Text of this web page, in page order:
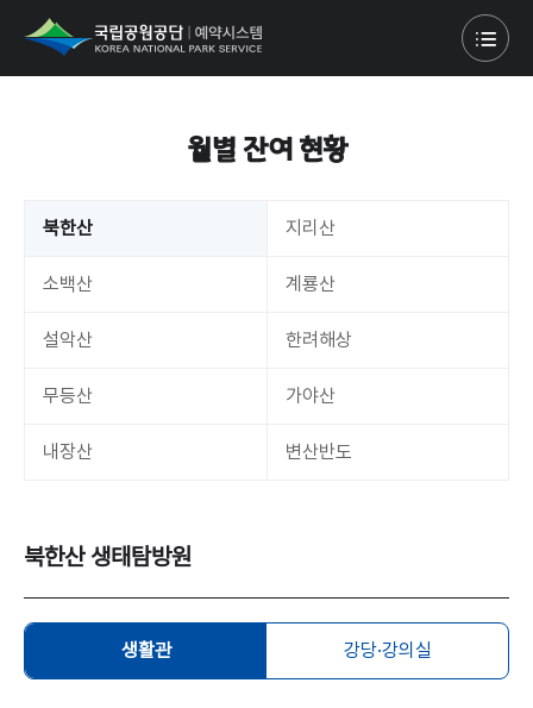
월별 잔여 현황
북한산 지리산
소백산 계룡산
설악산 한려해상
무등산 가야산
내장산 변산반도
북한산 생태탐방원
생활관 강당·강의실